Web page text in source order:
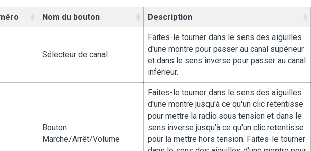
Nom du bouton Description
Sélecteur de canal
Faites-le tourner dans le sens des aiguilles
d'une montre pour passer au canal supérieur
et dans le sens inverse pour passer au canal
inférieur.
Bouton
Marche/Arrêt/Volume
Faites-le tourner dans le sens des aiguilles
d'une montre jusqu'à ce qu'un clic retentisse
pour mettre la radio sous tension et dans le
sens inverse jusqu'à ce qu'un clic retentisse
pour la mettre hors tension. Faites-le tourner